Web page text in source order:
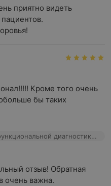
приятно видеть
Кроме того очень
бы таких
Заяц М. В. - Кардиолог • Врач функциональной диагностики • Врач УЗД
отзыв! Обратная
очень важна.